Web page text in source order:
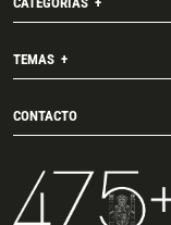
TEMAS
CONTACTO